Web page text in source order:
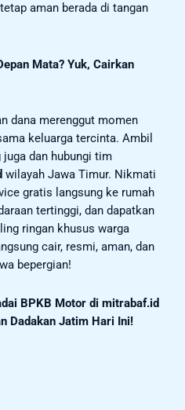
aman berada di tangan
Mata? Yuk, Cairkan
dana merenggut momen
keluarga tercinta. Ambil
dan hubungi tim
wilayah Jawa Timur. Nikmati
gratis langsung ke rumah
tertinggi, dan dapatkan
ringan khusus warga
cair, resmi, aman, dan
bepergian!
BPKB Motor di mitrabaf.id
Dadakan Jatim Hari Ini!